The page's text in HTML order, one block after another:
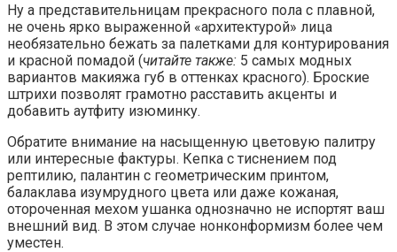
Ну а представительницам прекрасного пола с плавной,
не очень ярко выраженной «архитектурой» лица
необязательно бежать за палетками для контурирования
и красной помадой (читайте также: 5 самых модных
вариантов макияжа губ в оттенках красного). Броские
штрихи позволят грамотно расставить акценты и
добавить аутфиту изюминку.
Обратите внимание на насыщенную цветовую палитру
или интересные фактуры. Кепка с тиснением под
рептилию, палантин с геометрическим принтом,
балаклава изумрудного цвета или даже кожаная,
отороченная мехом ушанка однозначно не испортят ваш
внешний вид. В этом случае нонконформизм более чем
уместен.